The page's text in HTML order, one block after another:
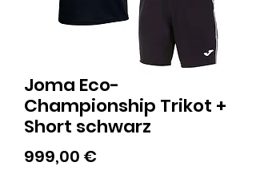
Joma Eco-
Championship Trikot +
Short schwarz
999,00 €Preis